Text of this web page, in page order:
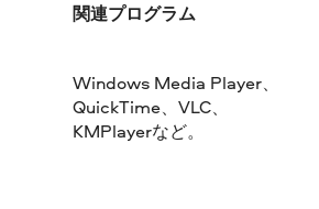
関連プログラム
Windows Media Player、
QuickTime、VLC、
KMPlayerなど。